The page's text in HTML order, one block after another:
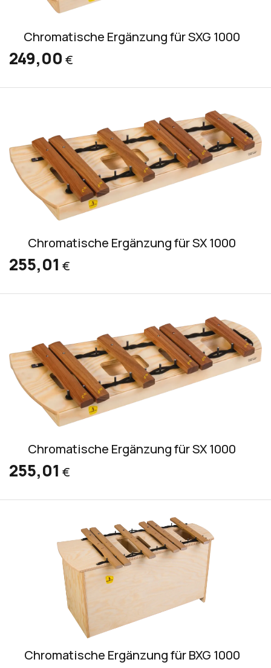
Chromatische Ergänzung für SXG 1000
249,00 €
Chromatische Ergänzung für SX 1000
255,01 €
Chromatische Ergänzung für SX 1000
255,01 €
Chromatische Ergänzung für BXG 1000